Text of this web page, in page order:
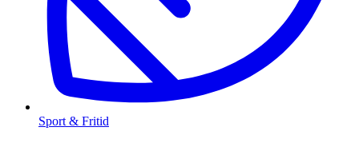
Sport & Fritid